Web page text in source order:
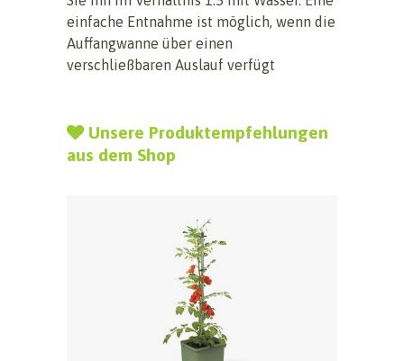
einfache Entnahme ist möglich, wenn die
Auffangwanne über einen
verschließbaren Auslauf verfügt
Unsere Produktempfehlungen
aus dem Shop